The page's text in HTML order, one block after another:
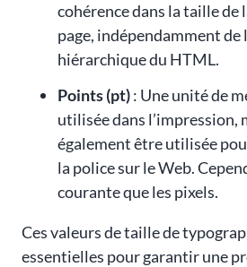
cohérence dans la taille de
page, indépendamment
hiérarchique du HTML.
Points (pt): Une unité de
utilisée dans l’impression,
également être utilisée
la police sur le Web.
courante que les pixels.
Ces valeurs de taille de
essentielles pour garantir une